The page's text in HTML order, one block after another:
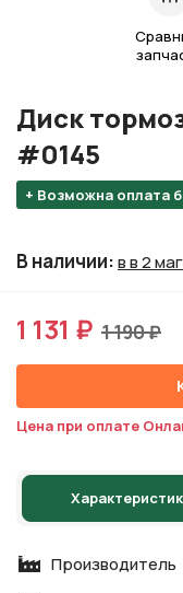
+ Возможна оплата
Диск
#0145
В наличии:в в 2
1 131 ₽ 1 190 ₽
Цена при оплате
Производитель